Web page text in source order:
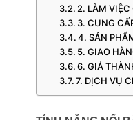
2. LÀM
3. CUNG
4. SẢN
5. GIAO
6. GIÁ
7. DỊCH VỤ